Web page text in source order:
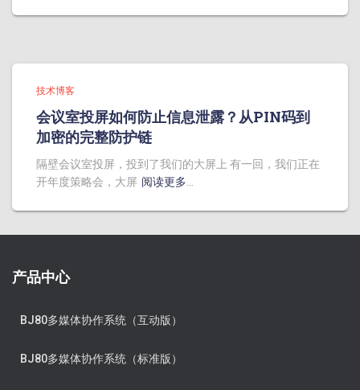
技术博客
会议室投屏如何防止信息泄露？从PIN码到
加密的完整防护链
隔壁会议室投屏，投到了我们的大屏上 有一回，我们正在
开年度策略会，大屏 阅读更多…
产品中心
BJ80多媒体协作系统（互动版）
BJ80多媒体协作系统（标准版）